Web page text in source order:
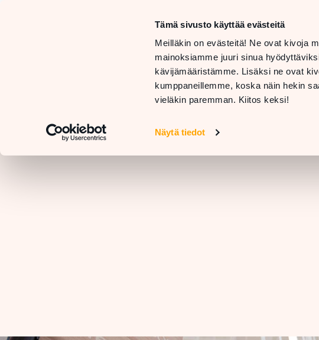
Tämä sivusto käyttää evästeitä
Meilläkin on evästeitä! Ne ovat kivoja
mainoksiamme juuri sinua
kävijämääristämme. Lisäksi ne ovat
kumppaneillemme, koska näin hekin
vieläkin paremman. Kiitos keksi!
Näytä tiedot
mån–lör
RESTAURANGER
INFO